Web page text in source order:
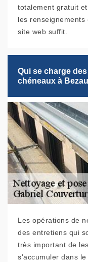
totalement gratuit
les
site web suffit.
Qui se charge
chéneaux à
Les opérations de
des entretiens qui
très important de
s'accumuler dans